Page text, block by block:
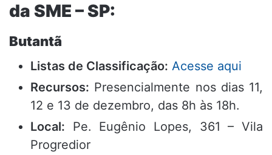
da SME – SP:
Butantã
Listas de Classificação: Acesse aqui
Recursos: Presencialmente nos dias 11,
12 e 13 de dezembro, das 8h às 18h.
Local: Pe. Eugênio Lopes, 361 – Vila
Progredior